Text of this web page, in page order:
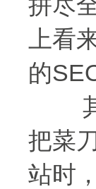
上看
的
其
把菜
站时